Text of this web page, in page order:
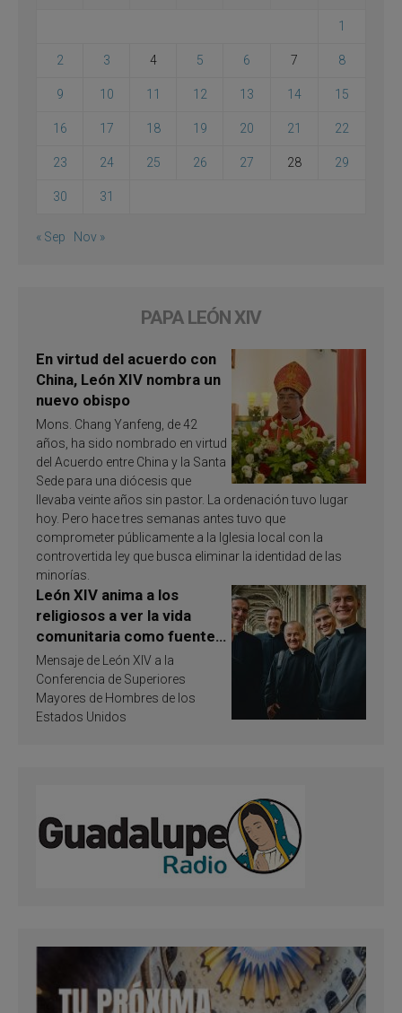
1
2 3 4 5 6 7 8
9 10 11 12 13 14 15
16 17 18 19 20 21 22
23 24 25 26 27 28 29
30 31
« Sep Nov »
PAPA LEÓN XIV
En virtud del acuerdo con
China, León XIV nombra un
nuevo obispo
Mons. Chang Yanfeng, de 42
años, ha sido nombrado en virtud
del Acuerdo entre China y la Santa
Sede para una diócesis que
llevaba veinte años sin pastor. La ordenación tuvo lugar
hoy. Pero hace tres semanas antes tuvo que
comprometer públicamente a la Iglesia local con la
controvertida ley que busca eliminar la identidad de las
minorías.
León XIV anima a los
religiosos a ver la vida
comunitaria como fuente
de inspiración y
santificación
Mensaje de León XIV a la
Conferencia de Superiores
Mayores de Hombres de los
Estados Unidos